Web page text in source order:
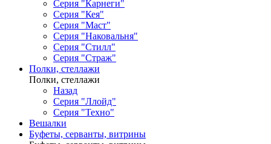
Серия "Карнеги"
Серия "Кея"
Серия "Маст"
Серия "Наковальня"
Серия "Стилл"
Серия "Страж"
Полки, стеллажи
Полки, стеллажи
Назад
Серия "Ллойд"
Серия "Техно"
Вешалки
Буфеты, серванты, витрины